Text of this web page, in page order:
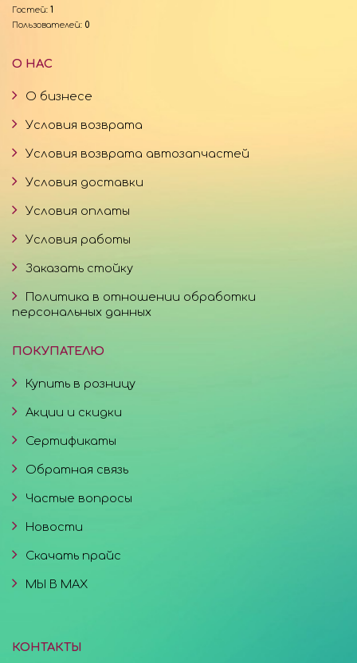
Гостей: 1
Пользователей: 0
О НАС
О бизнесе
Условия возврата
Условия возврата автозапчастей
Условия доставки
Условия оплаты
Условия работы
Заказать стойку
Политика в отношении обработки
персональных данных
ПОКУПАТЕЛЮ
Купить в розницу
Акции и скидки
Сертификаты
Обратная связь
Частые вопросы
Новости
Скачать прайс
МЫ В MAX
КОНТАКТЫ